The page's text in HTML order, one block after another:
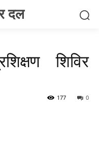
दल
शिविर
0
177